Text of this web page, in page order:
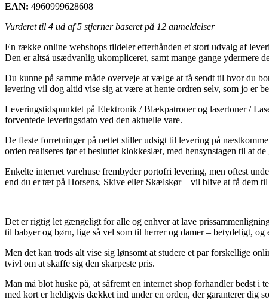
EAN: 4960999628608
Vurderet til 4 ud af 5 stjerner baseret på 12 anmeldelser
En række online webshops tildeler efterhånden et stort udvalg af
Den er altså usædvanlig ukompliceret, samt mange gange
Du kunne på samme måde overveje at vælge at få sendt til hvor du
levering vil dog altid vise sig at være at hente ordren selv, som jo er
Leveringstidspunktet på Elektronik / Blækpatroner og lasertoner /
forventede leveringsdato ved den aktuelle vare.
De fleste forretninger på nettet stiller udsigt til levering på
orden realiseres før et besluttet klokkeslæt, med hensynstagen til at
Enkelte internet varehuse frembyder portofri levering, men oftest
end du er tæt på Horsens, Skive eller Skælskør – vil blive at få dem
Det er rigtig let gængeligt for alle og enhver at lave
til babyer og børn, lige så vel som til herrer og damer – betydeligt, og
Men det kan trods alt vise sig lønsomt at studere et par forskellige
tvivl om at skaffe sig den skarpeste pris.
Man må blot huske på, at såfremt en internet shop forhandler bedst
med kort er heldigvis dækket ind under en orden, der garanterer dig